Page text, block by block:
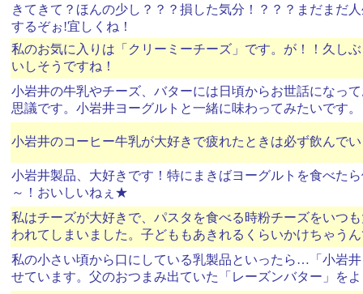
きてきて？ほんの少し？？？損した気分！？？？まだまだ
するぞぉ!宜しくね！
私のお気に入りは「クリーミーチーズ」です。が！！久し
いしそうですね！
小岩井の牛乳やチーズ、バターには日頃からお世話になっ
思議です。小岩井ヨーグルトと一緒に味わってみたいです。
小岩井のコーヒー牛乳が大好きで疲れたときは必ず飲んで
小岩井製品、大好きです！特にまきばヨーグルトを食べた
～！おいしいねぇ★
私はチーズが大好きで、パスタを食べる時粉チーズをいつ
われてしまいました。子どももあきれるくらいかけちゃう
私の小さい頃から口にしている乳製品といったら…「小岩
せています。父のおつまみ出ていた「レーズンバター」を